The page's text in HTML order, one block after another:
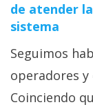
Sistemas
operativos
Profesional
de atender
sistema
Seguimos
operadores y
Coinciendo